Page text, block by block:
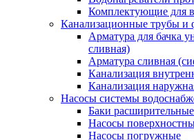
Комплектующие для
Канализационные трубы и
Арматура для бачка
сливная)
Арматура сливная
Канализация
Канализация
Насосы системы
Баки
Насосы
Насосы погружные